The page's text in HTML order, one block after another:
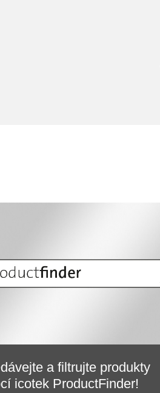
a filtrujte produkty
icotek ProductFinder!